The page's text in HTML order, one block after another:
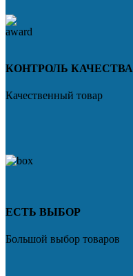
КОНТРОЛЬ КАЧЕСТВА
Качественный товар
ЕСТЬ ВЫБОР
Большой выбор товаров